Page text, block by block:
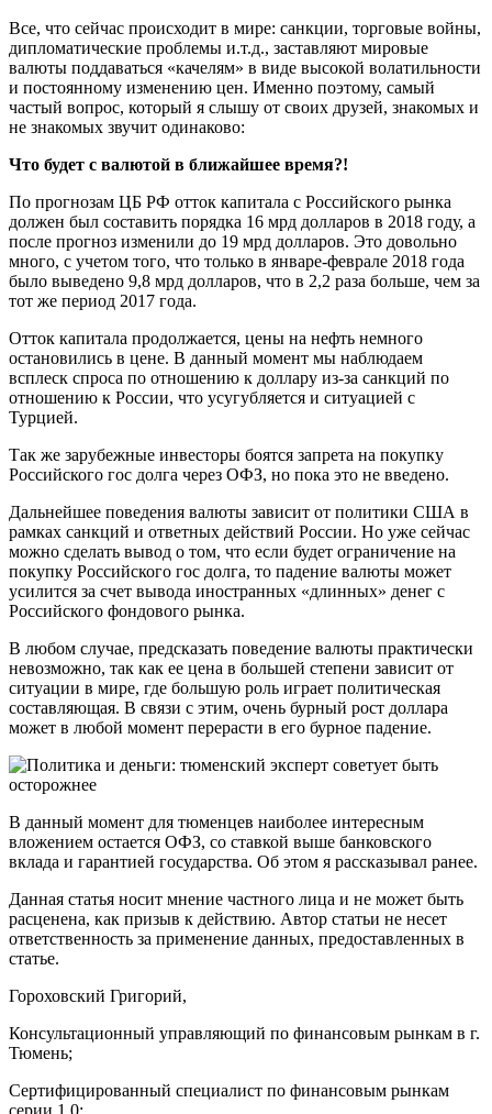
Все, что сейчас происходит в мире: санкции, торговые войны,
дипломатические проблемы и.т.д., заставляют мировые
валюты поддаваться «качелям» в виде высокой волатильности
и постоянному изменению цен. Именно поэтому, самый
частый вопрос, который я слышу от своих друзей, знакомых и
не знакомых звучит одинаково:
Что будет с валютой в ближайшее время?!
По прогнозам ЦБ РФ отток капитала с Российского рынка
должен был составить порядка 16 мрд долларов в 2018 году, а
после прогноз изменили до 19 мрд долларов. Это довольно
много, с учетом того, что только в январе-феврале 2018 года
было выведено 9,8 мрд долларов, что в 2,2 раза больше, чем за
тот же период 2017 года.
Отток капитала продолжается, цены на нефть немного
остановились в цене. В данный момент мы наблюдаем
всплеск спроса по отношению к доллару из-за санкций по
отношению к России, что усугубляется и ситуацией с
Турцией.
Так же зарубежные инвесторы боятся запрета на покупку
Российского гос долга через ОФЗ, но пока это не введено.
Дальнейшее поведения валюты зависит от политики США в
рамках санкций и ответных действий России. Но уже сейчас
можно сделать вывод о том, что если будет ограничение на
покупку Российского гос долга, то падение валюты может
усилится за счет вывода иностранных «длинных» денег с
Российского фондового рынка.
В любом случае, предсказать поведение валюты практически
невозможно, так как ее цена в большей степени зависит от
ситуации в мире, где большую роль играет политическая
составляющая. В связи с этим, очень бурный рост доллара
может в любой момент перерасти в его бурное падение.
В данный момент для тюменцев наиболее интересным
вложением остается ОФЗ, со ставкой выше банковского
вклада и гарантией государства. Об этом я рассказывал ранее.
Данная статья носит мнение частного лица и не может быть
расценена, как призыв к действию. Автор статьи не несет
ответственность за применение данных, предоставленных в
статье.
Гороховский Григорий,
Консультационный управляющий по финансовым рынкам в г.
Тюмень;
Сертифицированный специалист по финансовым рынкам
серии 1.0;